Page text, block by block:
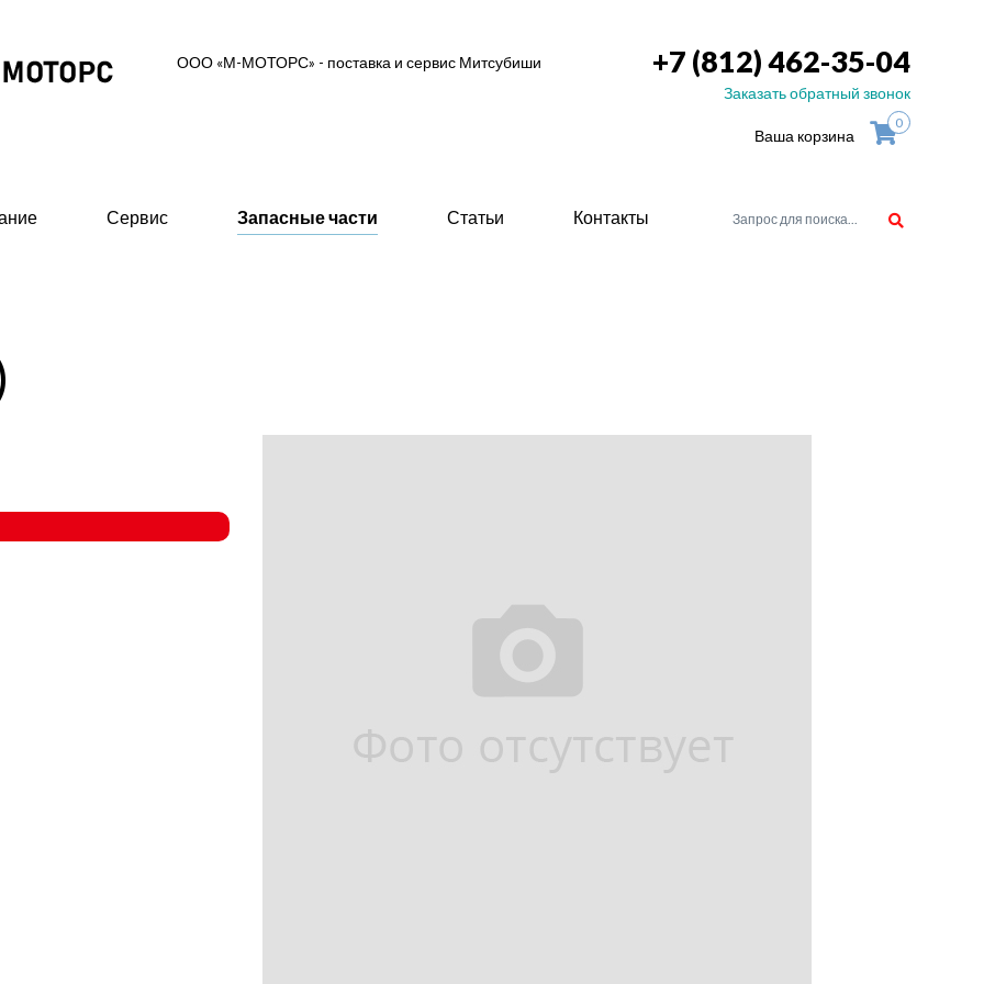
ООО «М-МОТОРС» - поставка и сервис Митсубиши +7 (812) 462-35-04
Заказать обратный звонок
Ваша корзина
0
(высоковольтные 0,6/10/11 кВ)
исполнения 0,4 кВ
двигателей
Сервис Запасные части Статьи Контакты